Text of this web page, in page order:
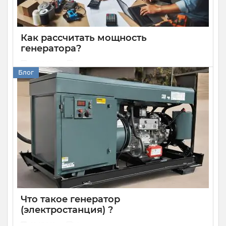
Как рассчитать мощность
генератора?
Расчет мощности генератора — очень важная и довольно
сложная задача. Слишком мощная модель будет дорога
как при покупке, так и в эксплуатации, а слишком слабая
не сможет обеспечить стабильную работу техники.
Рассказываем, как правильно выбирать генератор по
мощности, чтобы задействовать все необходимое
оборудование и не переплачивать.
Блог
Что такое генератор
(электростанция) ?